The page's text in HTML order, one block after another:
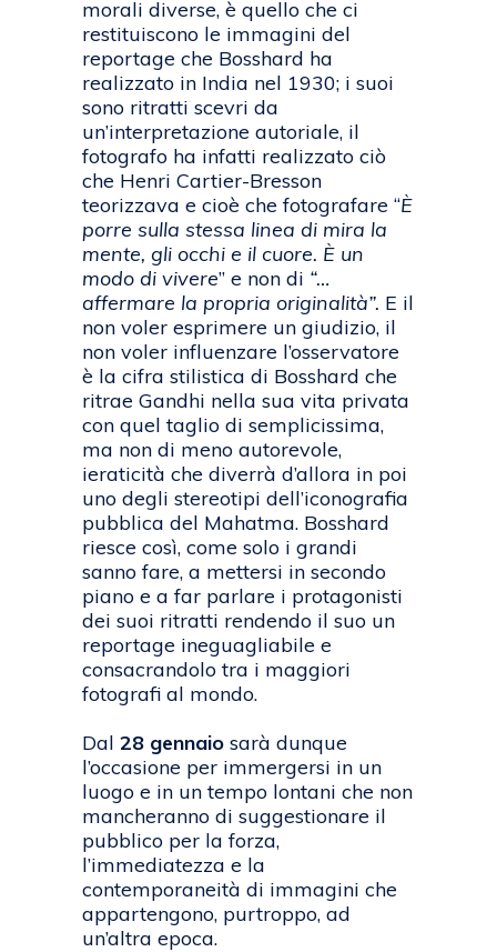
morali diverse, è quello che ci
restituiscono le immagini del
reportage che Bosshard ha
realizzato in India nel 1930; i suoi
sono ritratti scevri da
un’interpretazione autoriale, il
fotografo ha infatti realizzato ciò
che Henri Cartier-Bresson
teorizzava e cioè che fotografare “È
porre sulla stessa linea di mira la
mente, gli occhi e il cuore. È un
modo di vivere” e non di “…
affermare la propria originalità”. E il
non voler esprimere un giudizio, il
non voler influenzare l’osservatore
è la cifra stilistica di Bosshard che
ritrae Gandhi nella sua vita privata
con quel taglio di semplicissima,
ma non di meno autorevole,
ieraticità che diverrà d’allora in poi
uno degli stereotipi dell’iconografia
pubblica del Mahatma. Bosshard
riesce così, come solo i grandi
sanno fare, a mettersi in secondo
piano e a far parlare i protagonisti
dei suoi ritratti rendendo il suo un
reportage ineguagliabile e
consacrandolo tra i maggiori
fotografi al mondo.
Dal 28 gennaio sarà dunque
l’occasione per immergersi in un
luogo e in un tempo lontani che non
mancheranno di suggestionare il
pubblico per la forza,
l’immediatezza e la
contemporaneità di immagini che
appartengono, purtroppo, ad
un’altra epoca.